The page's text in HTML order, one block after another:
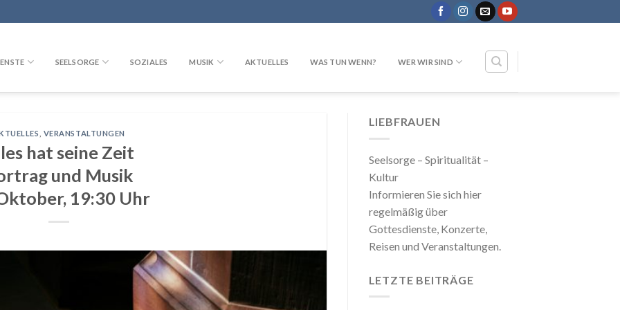
SEELSORGE SOZIALES MUSIK AKTUELLES WAS TUN WENN? WER WIR SIND
VERANSTALTUNGEN
hat seine Zeit
und Musik
19:30 Uhr
LIEBFRAUEN
Seelsorge – Spiritualität –
Kultur
Informieren Sie sich hier
regelmäßig über
Gottesdienste, Konzerte,
Reisen und Veranstaltungen.
LETZTE BEITRÄGE